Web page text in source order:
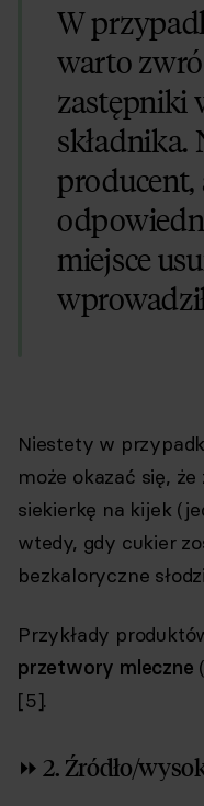
W
warto
zastępniki
składnika.
producent,
miejsce
Niestety w
może okazać się,
siekierkę na kijek
wtedy, gdy cukier
bezkaloryczne
Przykłady
przetwory mleczne
[5].
⏩ 2. Źródło/